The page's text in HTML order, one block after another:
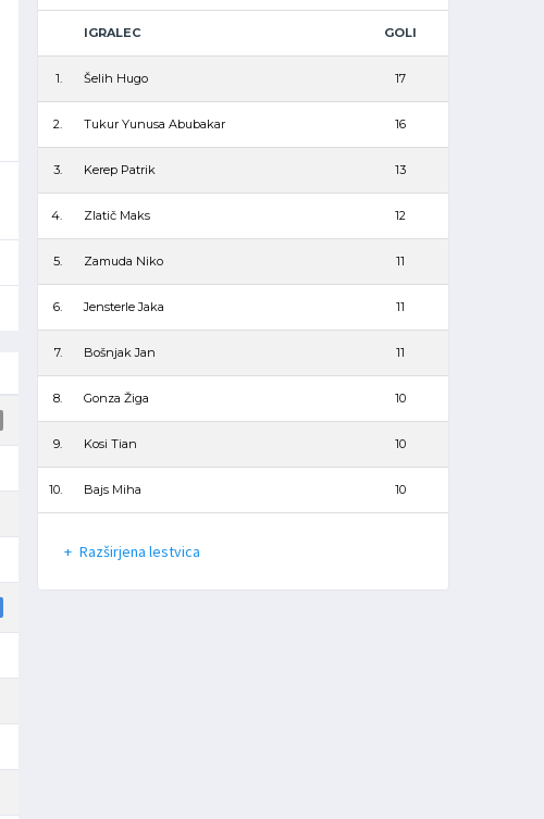
IGRALEC GOLI
1. Šelih Hugo 17
2. Tukur Yunusa Abubakar 16
3. Kerep Patrik 13
4. Zlatič Maks 12
5. Zamuda Niko 11
6. Jensterle Jaka 11
7. Bošnjak Jan 11
8. Gonza Žiga 10
9. Kosi Tian 10
10. Bajs Miha 10
Razširjena lestvica